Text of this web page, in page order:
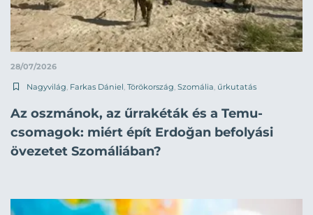
28/07/2026
Nagyvilág Farkas Dániel Törökország Szomália űrkutatás
Az oszmánok, az űrrakéták és a Temu-
csomagok: miért épít Erdoğan befolyási
övezetet Szomáliában?